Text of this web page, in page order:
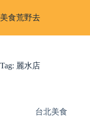
to
content
美食荒野去
Tag: 麗水店
台北美食